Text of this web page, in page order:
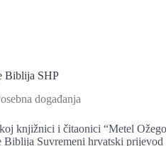
Biblija SHP
događanja
knjižnici i čitaonici “Metel
Biblija Suvremeni hrvatski